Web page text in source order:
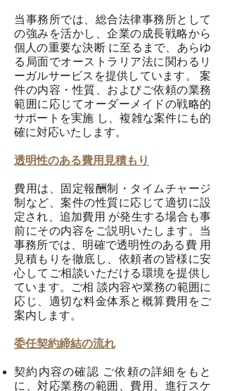
当事務所では、総合法律事務所として
の強みを活かし、企業の成⻑戦略から
個⼈の重要な決断 に⾄るまで、あらゆ
る局⾯でオーストラリア法に関わるリ
ーガルサービスを提供しています。 案
件の内容・性質、およびご依頼の業務
範囲に応じてオーダーメイドの戦略的
サポートを実施 し、複雑な案件にも的
確に対応いたします。
透明性のある費⽤⾒積もり
費⽤は、固定報酬制・タイムチャージ
制など、案件の性質に応じて適切に設
定され、追加費⽤ が発⽣する場合も事
前にその内容をご説明いたします。当
事務所では、明確で透明性のある費 ⽤
⾒積もりを徹底し、依頼者の皆様に安
⼼してご相談いただける環境を提供し
ています。ご相 談内容や業務の範囲に
応じ、適切な料⾦体系と概算費⽤をご
案内します。
委任契約締結の流れ
契約内容の確認 ご依頼の詳細をもと
に、対応業務の範囲、費⽤、進⾏スケ